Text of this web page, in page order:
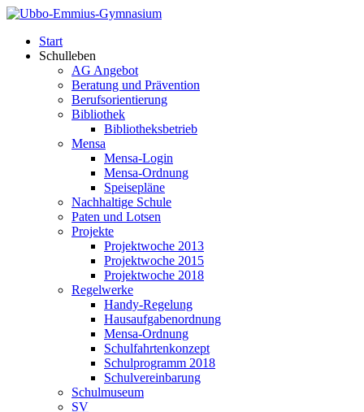
Start
Schulleben
AG Angebot
Beratung und Prävention
Berufsorientierung
Bibliothek
Bibliotheksbetrieb
Mensa
Mensa-Login
Mensa-Ordnung
Speisepläne
Nachhaltige Schule
Paten und Lotsen
Projekte
Projektwoche 2013
Projektwoche 2015
Projektwoche 2018
Regelwerke
Handy-Regelung
Hausaufgabenordnung
Mensa-Ordnung
Schulfahrtenkonzept
Schulprogramm 2018
Schulvereinbarung
Schulmuseum
SV